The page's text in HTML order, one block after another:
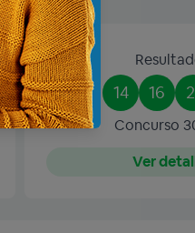
14 16
Concurso
Ver